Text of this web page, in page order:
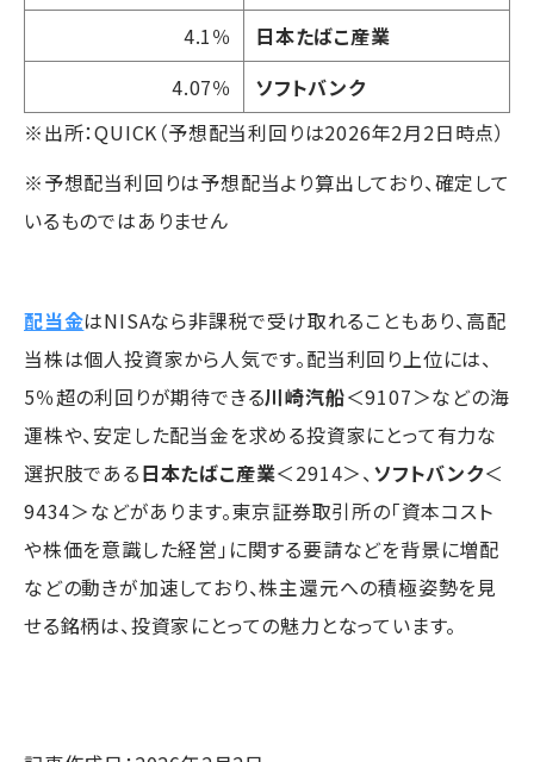
4.1％
日本たばこ産業
4.07％
ソフトバンク
※出所：QUICK（予想配当利回りは2026年2月2日時点）
※予想配当利回りは予想配当より算出しており、確定して
いるものではありません
配当金はNISAなら非課税で受け取れることもあり、高配
当株は個人投資家から人気です。配当利回り上位には、
5％超の利回りが期待できる川崎汽船＜9107＞などの海
運株や、安定した配当金を求める投資家にとって有力な
選択肢である日本たばこ産業＜2914＞、ソフトバンク＜
9434＞などがあります。東京証券取引所の「資本コスト
や株価を意識した経営」に関する要請などを背景に増配
などの動きが加速しており、株主還元への積極姿勢を見
せる銘柄は、投資家にとっての魅力となっています。